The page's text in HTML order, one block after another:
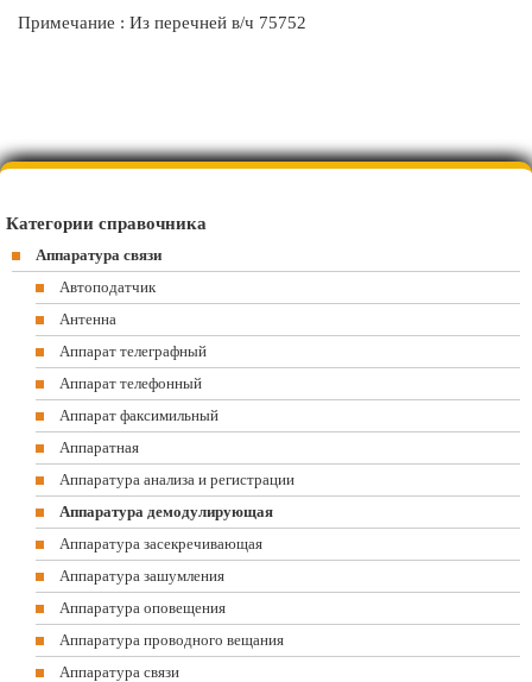
Примечание : Из перечней в/ч 75752
Категории справочника
Аппаратура связи
Автоподатчик
Антенна
Аппарат телеграфный
Аппарат телефонный
Аппарат факсимильный
Аппаратная
Аппаратура анализа и регистрации
Аппаратура демодулирующая
Аппаратура засекречивающая
Аппаратура зашумления
Аппаратура оповещения
Аппаратура проводного вещания
Аппаратура связи